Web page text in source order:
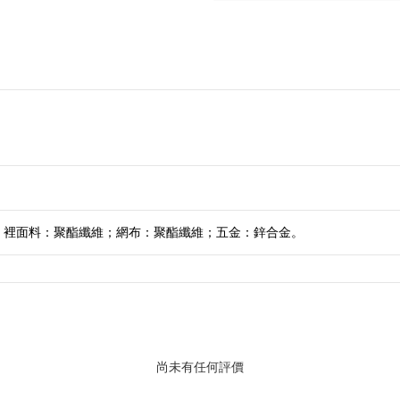
面料：聚酯纖維；網布：聚酯纖維；五金：鋅合金。
尚未有任何評價